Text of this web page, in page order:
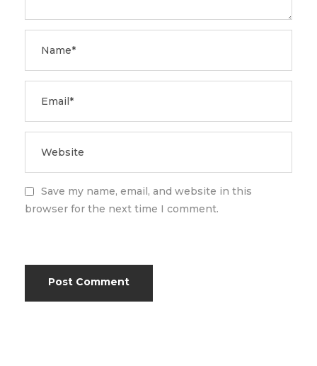
Save my name, email, and website in this
browser for the next time I comment.